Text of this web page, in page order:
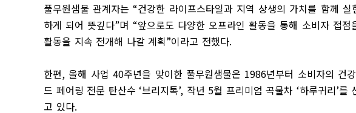
풀무원샘물 관계자는“건강한 라이프스타일과 지역 상생의 가치를 함께
하게 되어 뜻깊다”며 “앞으로도 다양한 오프라인 활동을 통해 소비자 접점
활동을 지속 전개해 나갈 계획”이라고 전했다.
한편, 올해 사업40주년을 맞이한 풀무원샘물은 1986년부터 소비자의 건
드 페어링 전문 탄산수 ‘브리지톡’, 작년 5월 프리미엄 곡물차 ‘하루귀리’를
고 있다.